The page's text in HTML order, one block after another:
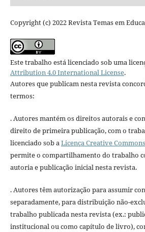
Copyright (c) 2022 Revista Temas em
Este trabalho está licenciado sob uma
Attribution 4.0 International License.
Autores que publicam nesta revista
termos:
. Autores mantém os direitos autorais e
direito de primeira publicação, com o
licenciado sob aLicença Creative
permite o compartilhamento do trabalho
autoria e publicação inicial nesta revista.
. Autores têm autorização para assumir
separadamente, para distribuição não-
trabalho publicada nesta revista (ex.:
institucional ou como capítulo de livro),